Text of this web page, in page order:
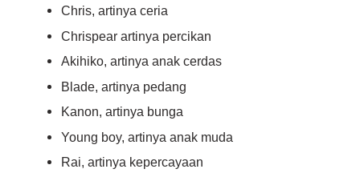
Chris, artinya ceria
Chrispear artinya percikan
Akihiko, artinya anak cerdas
Blade, artinya pedang
Kanon, artinya bunga
Young boy, artinya anak muda
Rai, artinya kepercayaan